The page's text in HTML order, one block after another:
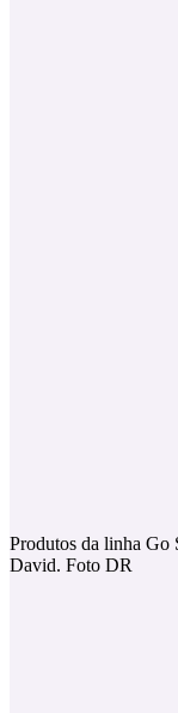
Produtos da linha Go
David. Foto DR